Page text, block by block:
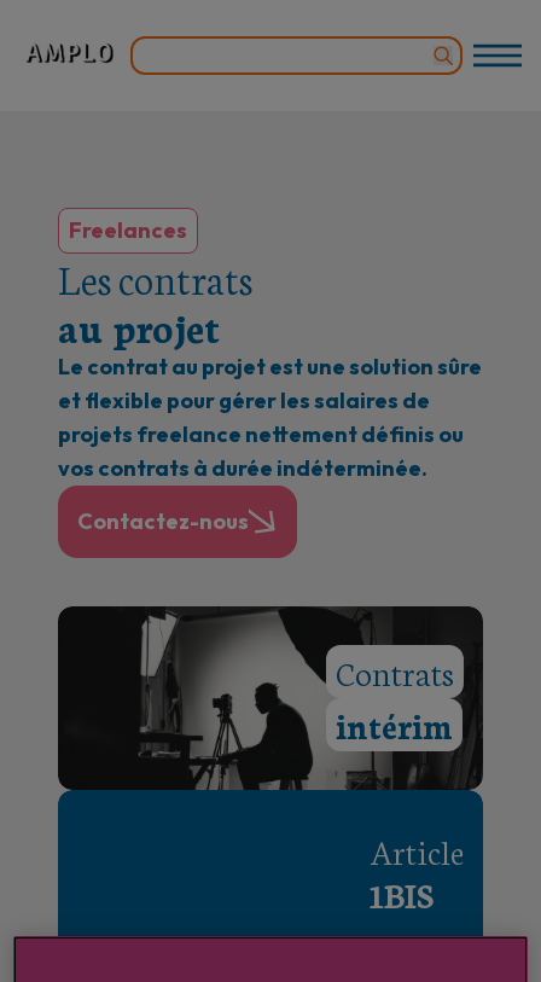
Freelances
Les contrats
au projet
Le contrat au projet est une solution sûre
et flexible pour gérer les salaires de
projets freelance nettement définis ou
vos contrats à durée indéterminée.
Contactez-nous
Contrats
intérim
Article
1BIS